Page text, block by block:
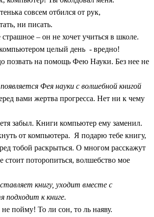
совсем отбился от рук,
ни писать.
– он не хочет учиться в школе.
целый день - вредно!
позвать на помощь Фею Науки. Без нее не
Фея науки с волшебной книгой
вами жертва прогресса. Нет ни к чему
забыл. Книги компьютер ему заменил.
от компьютера. Я подарю тебе книгу,
тобой раскрыться. О многом расскажут
стоит поторопиться, волшебство мое
книгу, уходит вместе с
подходит к книге.
не пойму! То ли сон, то ль наяву.